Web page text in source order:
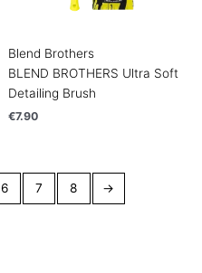
Blend Brothers
BLEND BROTHERS Ultra Soft
Detailing Brush
€7.90
6 7 8 →